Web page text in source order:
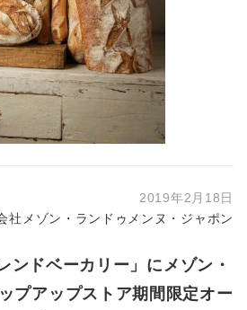
2019年2月18日
社メゾン・ランドゥメンヌ・ジャポン
ンドベーカリー」にメゾン・
プアップストア期間限定オー